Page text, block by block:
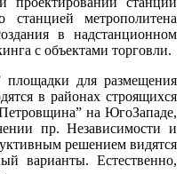
метрополитена
в надстанционном
с объектами торговли.
площадки для размещения
в районах строящихся
на ЮгоЗападе,
пр. Независимости и
решением видятся
варианты. Естественно,